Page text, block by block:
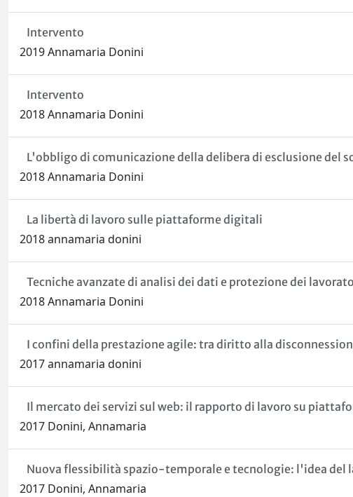
Intervento
2019 Annamaria Donini
Intervento
2018 Annamaria Donini
L'obbligo di comunicazione della delibera di esclusione del
2018 Annamaria Donini
La libertà di lavoro sulle piattaforme digitali
2018 annamaria donini
Tecniche avanzate di analisi dei dati e protezione dei
2018 Annamaria Donini
I confini della prestazione agile: tra diritto alla
2017 annamaria donini
Il mercato dei servizi sul web: il rapporto di lavoro su
2017 Donini, Annamaria
Nuova flessibilità spazio-temporale e tecnologie: l'idea del
2017 Donini, Annamaria